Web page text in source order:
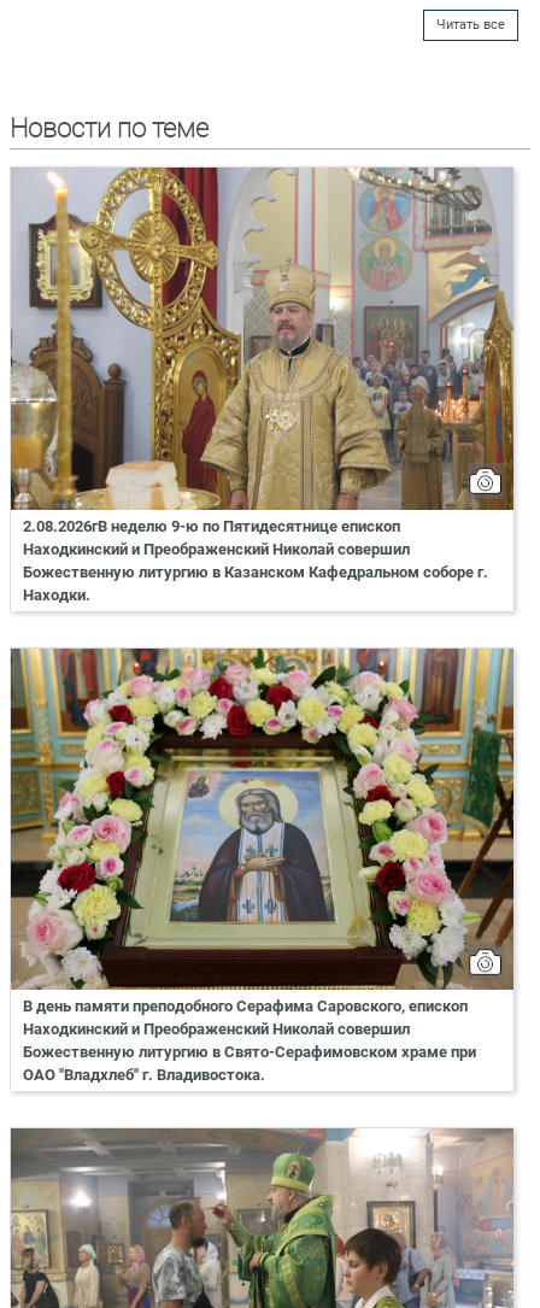
Читать все
Новости по теме
2.08.2026гВ неделю 9-ю по Пятидесятнице епископ
Находкинский и Преображенский Николай совершил
Божественную литургию в Казанском Кафедральном соборе г.
Находки.
В день памяти преподобного Серафима Саровского, епископ
Находкинский и Преображенский Николай совершил
Божественную литургию в Свято-Серафимовском храме при
ОАО "Владхлеб" г. Владивостока.